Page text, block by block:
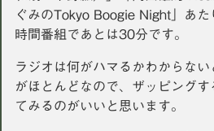
ぐみのTokyo Boogie Night」あ
時間番組であとは30分です。
ラジオは何がハマるかわからな
がほとんどなので、ザッピング
てみるのがいいと思います。